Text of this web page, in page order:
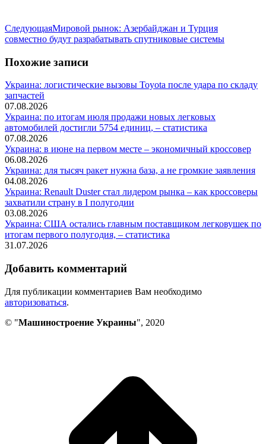
СледующаяСледующая
запись:
Мировой рынок: Азербайджан и Турция
совместно будут разрабатывать спутниковые системы
Похожие записи
Украина: логистические вызовы Toyota после удара по складу
запчастей
07.08.2026
Украина: по итогам июля продажи новых легковых
автомобилей достигли 5754 единиц, – статистика
07.08.2026
Украина: в июне на первом месте – экономичный кроссовер
06.08.2026
Украина: для тысяч ракет нужна база, а не громкие заявления
04.08.2026
Украина: Renault Duster стал лидером рынка – как кроссоверы
захватили страну в I полугодии
03.08.2026
Украина: США остались главным поставщиком легковушек по
итогам первого полугодия, – статистика
31.07.2026
Добавить комментарий
Для публикации комментариев Вам необходимо
авторизоваться.
© "Машиностроение Украины", 2020